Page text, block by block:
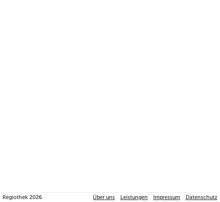
Regiothek2026 Über uns Leistungen Impressum Datenschutz